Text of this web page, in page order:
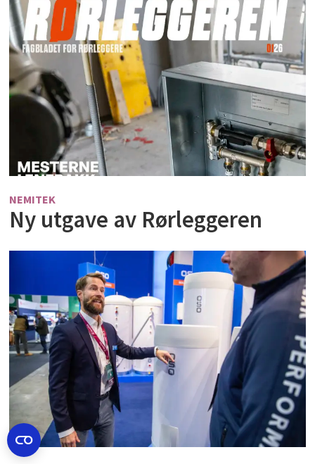
NEMITEK
Ny utgave av Rørleggeren